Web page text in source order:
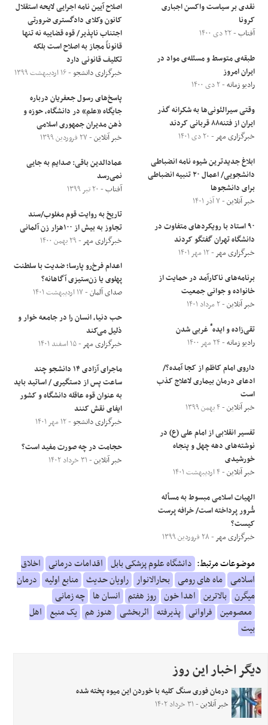
نقدی بر سیاست واکسن اجباری
کرونا
آفتاب- ۲۲ دی ۱۴۰۰
طبقه‌ی متوسط و مسئله‌ی مواد در
ایران امروز
رادیو زمانه- ۲ دی ۱۴۰۰
وقتی سیرالئونی‌ها به شکرانه گذر
ایران از فتنه۸۸ قربانی کردند
خبرگزاری مهر- ۲۰ دی ۱۴۰۱
ابلاغ جدیدترین شیوه نامه انضباطی
دانشجویی/ اعمال ۲۰ تنبیه انضباطی
برای دانشجوها
خبر آنلاین- ۷ آذر ۱۴۰۱
۹۰ استاد با رویکردهای متفاوت در
دانشگاه تهران گفتگو کردند
خبرگزاری مهر- ۱۲ مهر ۱۴۰۱
برنامه‌های ناکارآمد در حمایت از
خانواده و جوانی جمعیت
خبر آنلاین- ۲ مرداد ۱۴۰۱
تقی‌زاده و ایدهٴ غربی شدن
رادیو زمانه- ۲۴ مهر ۱۴۰۰
داروی امام کاظم از کجا آمده؟/
ادعای درمان بیماری لاعلاج کذب
است
خبر آنلاین- ۴ بهمن ۱۳۹۹
تفسیر انقلابی از امام علی (ع) در
نوشته‌های دهه چهل و پنجاه
خورشیدی
خبر آنلاین- ۴ اردیبهشت ۱۴۰۱
الهیات اسلامی مبسوط به مسأله
شُرور پرداخته است/ خرافه پرست
کیست؟
خبرگزاری مهر- ۲۸ فروردین ۱۳۹۹
اصلاح آیین نامه اجرایی لایحه استقلال
کانون وکلای دادگستری ضرورتی
اجتناب ناپذیر/ قوه قضاییه نه تنها
قانوناً مجاز به اصلاح است بلکه
تکلیف قانونی دارد
خبرگزاری دانشجو- ۱۶ اردیبهشت ۱۳۹۹
پاسخ‌های رسول جعفریان درباره
جایگاه «علم» در دانشگاه، حوزه و
ذهن مدیران جمهوری اسلامی
خبر آنلاین- ۲۷ فروردین ۱۳۹۹
عمادالدین باقی: صدایم به جایی
نمی‌رسد
آفتاب- ۲۰ تیر ۱۳۹۹
تاریخ به روایت قوم مغلوب/سند
تجاوز به بیش از ۱۰۰هزار زن آلمانی
خبرگزاری مهر- ۲۹ بهمن ۱۴۰۰
اعدام فرخ‌رو پارسا؛ ضدیت با سلطنت
پهلوی یا زن‌ستیزی آگاهانه؟
صدای آلمان- ۱۷ اردیبهشت ۱۴۰۱
حب دنیا، انسان را در جامعه خوار و
ذلیل می‌کند
خبرگزاری مهر- ۱۵ اسفند ۱۴۰۱
ماجرای آزادی ۱۴ دانشجو چند
ساعت پس از دستگیری / اساتید باید
به عنوان قوه عاقله دانشگاه و کشور
ایفای نقش کنند
خبرگزاری دانشجو- ۱۲ مهر ۱۴۰۱
حجامت در چه صورت مفید است؟
خبر آنلاین- ۳۱ خرداد ۱۴۰۲
موضوعات مرتبط: دانشگاه علوم پزشکی بابل اقدامات درمانی اخلاق
اسلامی ماه های رومی بحارالانوار راویان حدیث منابع اولیه درمان
میگرن بالاترین اهدا خون روز هفتم انسان ها چه زمانی
معصومین فراوانی پذیرفته اثربخشی هنوز هم یک منبع اهل
بیت
دیگر اخبار این روز
درمان فوری سنگ کلیه با خوردن این میوه پخته شده
خبر آنلاین- ۳۱ خرداد ۱۴۰۲